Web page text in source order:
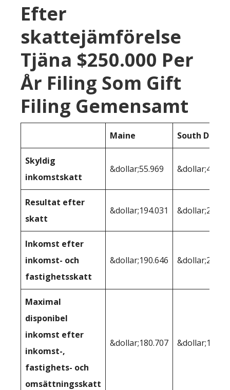
Efter
skattejämförelse
Tjäna $250.000 Per
År Filing Som Gift
Filing Gemensamt
Maine South
Skyldig
inkomstskatt
&dollar;55.969
Resultat efter
skatt
&dollar;194.031
Inkomst efter
inkomst- och
fastighetsskatt
&dollar;190.646
Maximal
disponibel
inkomst efter
inkomst-,
fastighets- och
omsättningsskatt
&dollar;180.707